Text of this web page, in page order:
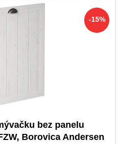
-15%
bez panelu
Borovica Andersen